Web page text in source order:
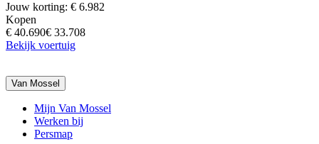
Jouw korting: € 6.982
Kopen
€ 40.690€ 33.708
Bekijk voertuig
Van Mossel
Mijn Van Mossel
Werken bij
Persmap